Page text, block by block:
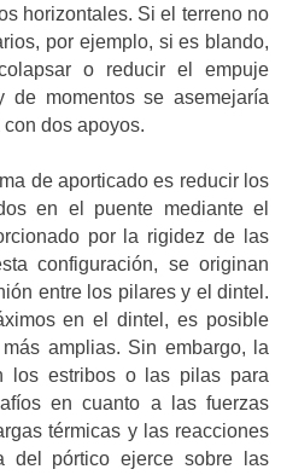
horizontales. Si el terreno no
por ejemplo, si es blando,
o reducir el empuje
momentos se asemejaría
dos apoyos.
de aporticado es reducir los
en el puente mediante el
por la rigidez de las
configuración, se originan
entre los pilares y el dintel.
en el dintel, es posible
amplias. Sin embargo, la
los estribos o las pilas para
en cuanto a las fuerzas
térmicas y las reacciones
del pórtico ejerce sobre las